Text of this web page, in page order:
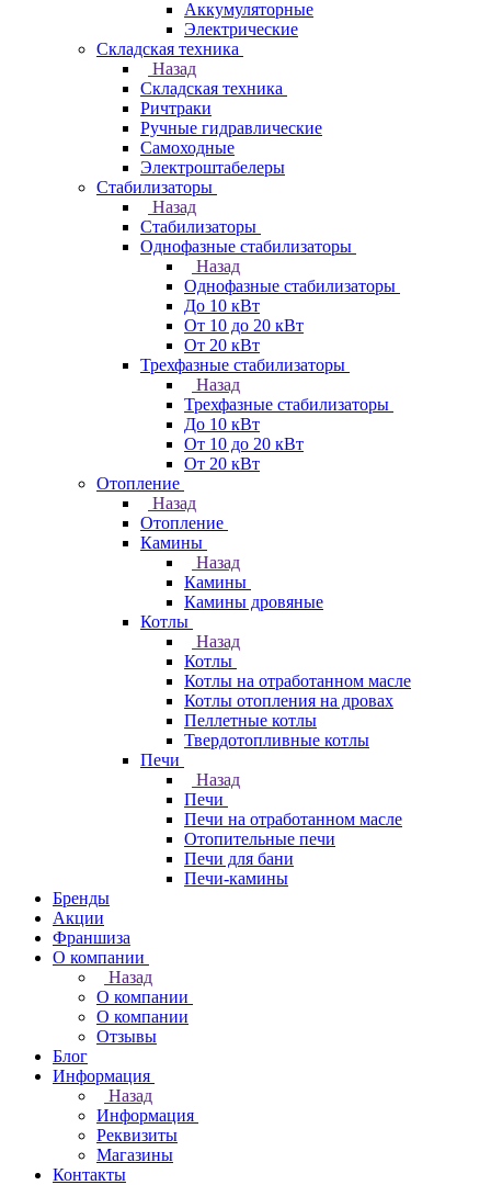
Аккумуляторные
Электрические
Складская техника
Назад
Складская техника
Ричтраки
Ручные гидравлические
Самоходные
Электроштабелеры
Стабилизаторы
Назад
Стабилизаторы
Однофазные стабилизаторы
Назад
Однофазные стабилизаторы
До 10 кВт
От 10 до 20 кВт
От 20 кВт
Трехфазные стабилизаторы
Назад
Трехфазные стабилизаторы
До 10 кВт
От 10 до 20 кВт
От 20 кВт
Отопление
Назад
Отопление
Камины
Назад
Камины
Камины дровяные
Котлы
Назад
Котлы
Котлы на отработанном масле
Котлы отопления на дровах
Пеллетные котлы
Твердотопливные котлы
Печи
Назад
Печи
Печи на отработанном масле
Отопительные печи
Печи для бани
Печи-камины
Бренды
Акции
Франшиза
О компании
Назад
О компании
О компании
Отзывы
Блог
Информация
Назад
Информация
Реквизиты
Магазины
Контакты